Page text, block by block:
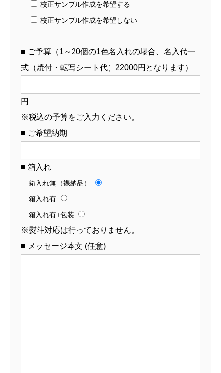
校正サンプル作成を希望する
校正サンプル作成を希望しない
■ ご予算（1～20個の1色名入れの場合、名入代一
式（焼付・転写シート代）22000円となります）
円
※税込の予算をご入力ください。
■ ご希望納期
■ 箱入れ
箱入れ無（裸納品）
箱入れ有
箱入れ有+包装
※熨斗対応は行っておりません。
■ メッセージ本文 (任意)